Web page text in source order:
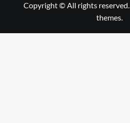
Copyright © All rights reserved.
themes.